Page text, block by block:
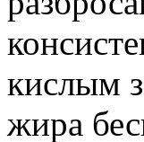
кислым
жира